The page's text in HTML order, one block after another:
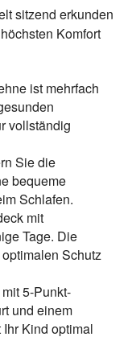
sitzend erkunden
Komfort
ist mehrfach
vollständig
Sie die
bequeme
Schlafen.
mit
Tage. Die
Schutz
5-Punkt-
und einem
Kind optimal